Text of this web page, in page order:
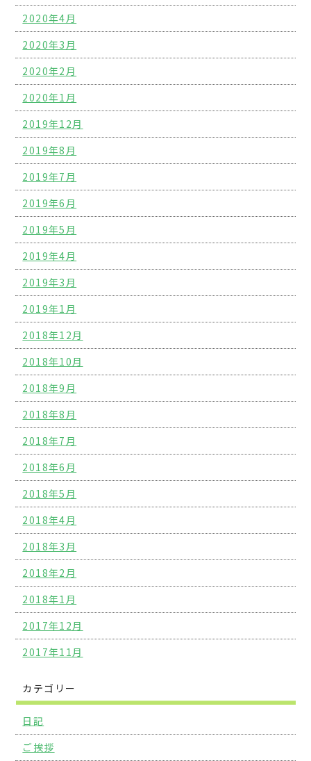
2020年4月
2020年3月
2020年2月
2020年1月
2019年12月
2019年8月
2019年7月
2019年6月
2019年5月
2019年4月
2019年3月
2019年1月
2018年12月
2018年10月
2018年9月
2018年8月
2018年7月
2018年6月
2018年5月
2018年4月
2018年3月
2018年2月
2018年1月
2017年12月
2017年11月
カテゴリー
日記
ご挨拶